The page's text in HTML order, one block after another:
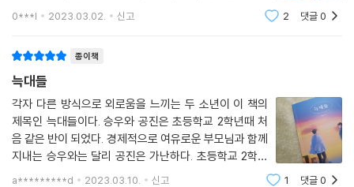
학교라는 굴레에 얽매여 모두가 같은 템포로 모나지 않게 살아야 하는 무
장하다 아파하는 것이 잘못일 리 없다. 승우와 공진의 눈으로 바라본 세상
은 어른들이 편의에 의해 만든 세상에 불과하다. 그래서 한 마리의 늑대가
또 다른 한 마리의 늑대와 만나 기어이 함께 울어 젖히는 이야기 하나쯤은
우리에게 필요하지 않을까.
지 않는 늑대 공진이 우연한 만남을 계기로 같은 시간을
0***l 2023.03.02. 신고 2 댓글0
종이책
늑대들
각자 다른 방식으로 외로움을 느끼는 두 소년이 이 책의
제목인 늑대들이다. 승우와 공진은 초등학교 2학년때 처
음 같은 반이 되었다. 경제적으로 여유로운 부모님과 함께
지내는 승우와는 달리 공진은 가난하다. 초등학교 2학년
때는 이러한 것에 관심두지 않고 둘사이가 원만했지만 시
a*********d 2023.03.10. 신고 1 댓글0